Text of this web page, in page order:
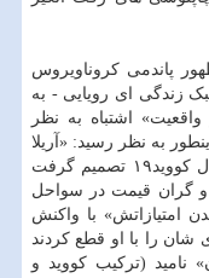
با ظهور پاندمی کروناویروس
زندگی ای رویایی - به
اشتباه به نظر
به نظر رسید: «آریلا
چارناس» اینفلوینسر حوزه ی مد که به دنبال کووید۱۹ تصمیم گرفت
و گران قیمت در سواحل
امتیازاتش» با واکنش
شان را با او قطع کردند
نامید (ترکیب کووید و